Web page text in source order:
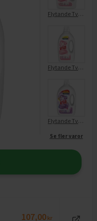
Flytande Tvättmedel Color Parfymfri
Flytande Tvättmedel Color Parfymfri
Flytande Tvättmedel Color
Se fler varor
107,00 kr